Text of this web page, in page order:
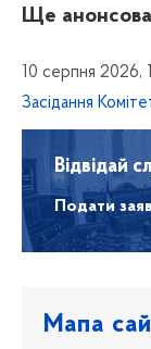
Ще
10 серпня 2026,
Засідання
Відвідай
Подати
Мапа